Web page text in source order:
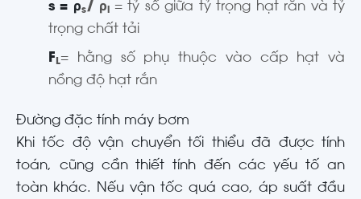
s = ρs/ ρ = tỷ số giữa tỷ trọng hạt rắn và tỷ
trọng chất tải
F L= hằng số phụ thuộc vào cấp hạt và
nồng độ hạt rắn
Đường đặc tính máy bơm
Khi tốc độ vận chuyển tối thiểu đã được tính
toán, cũng cần thiết tính đến các yếu tố an
toàn khác. Nếu vận tốc quá cao, áp suất đầu